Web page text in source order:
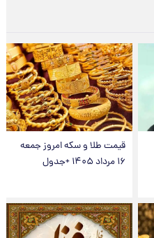
قیمت طلا و سکه امروز جمعه
۱۶ مرداد ۱۴۰۵ +جدول